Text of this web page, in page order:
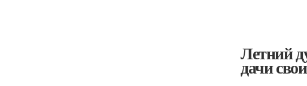
Летний
дачи